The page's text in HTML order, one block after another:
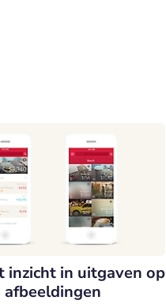
inzicht in uitgaven op
afbeeldingen